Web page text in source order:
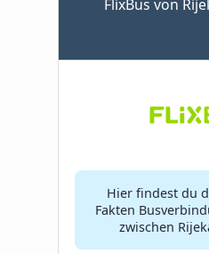
FlixBus von
Hier findest du
Fakten
zwischen